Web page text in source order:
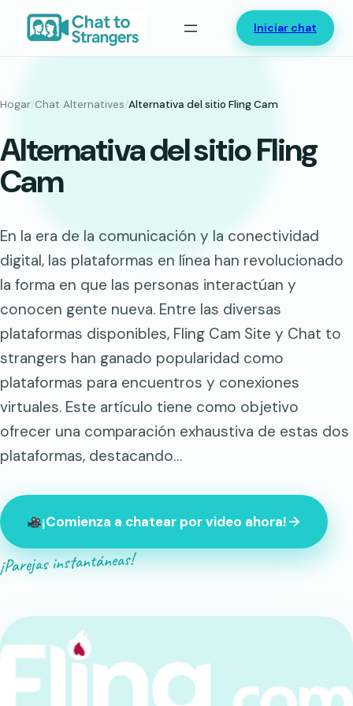
Saltar
contenido
Iniciar chat
Hogar/Chat Alternatives/Alternativa del sitio Fling Cam
Alternativa del sitio Fling
Cam
En la era de la comunicación y la conectividad
digital, las plataformas en línea han revolucionado
la forma en que las personas interactúan y
conocen gente nueva. Entre las diversas
plataformas disponibles, Fling Cam Site y Chat to
strangers han ganado popularidad como
plataformas para encuentros y conexiones
virtuales. Este artículo tiene como objetivo
ofrecer una comparación exhaustiva de estas dos
plataformas, destacando…
¡Comienza a chatear por video ahora!
¡Parejas instantáneas!